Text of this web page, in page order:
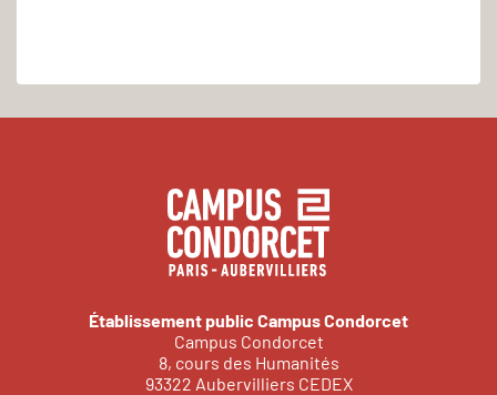
Établissement public Campus Condorcet
Campus Condorcet
8, cours des Humanités
93322 Aubervilliers CEDEX